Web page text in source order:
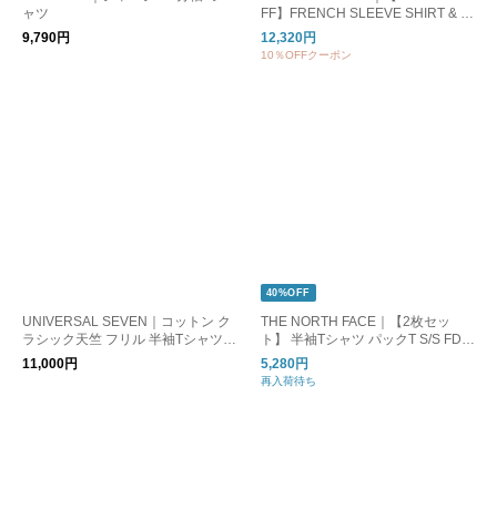
ャツ
9,790円
FF】FRENCH SLEEVE SHIRT & L
ONG PANTS SET フレンチスリー
ブシャツ＆ロングパンツセット ト
12,320円
10％OFFクーポン
UNIVERSAL SEVEN｜コットン ク
ラシック天竺 フリル 半袖Tシャツ u
s251ct023
11,000円
40%OFF
THE NORTH FACE｜【2枚セッ
ト】 半袖Tシャツ パックT S/S FD P
ACK TEE Tシャツ カットソー 吸汗
速乾 コットン ギフト NT32542 ノ
5,280円
再入荷待ち